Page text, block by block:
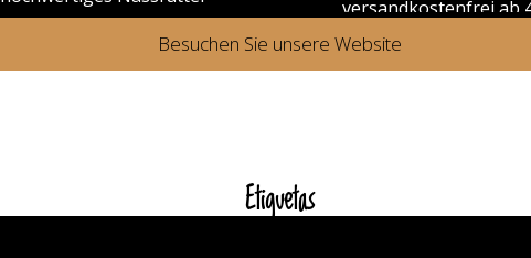
versandkostenfrei ab
Besuchen Sie unsere Website
Etiquetas